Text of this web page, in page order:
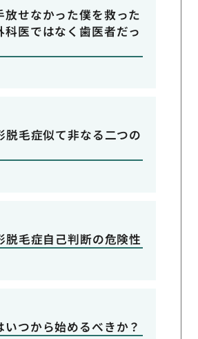
放せなかった僕を救った
科医ではなく歯医者だっ
脱毛症似て非なる二つの
脱毛症自己判断の危険性
いつから始めるべきか？